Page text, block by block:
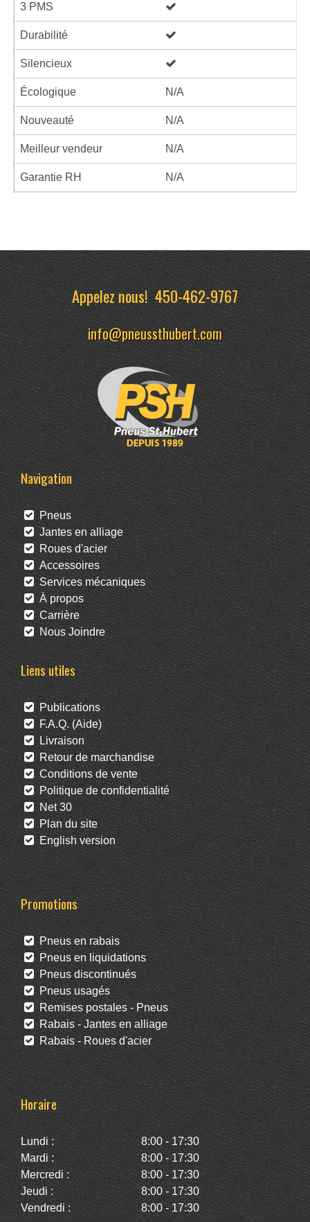
3 PMS
Durabilité
Silencieux
Écologique N/A
Nouveauté N/A
Meilleur vendeur N/A
Garantie RH N/A
Appelez nous!450-462-9767
info@pneussthubert.com
Navigation
Pneus
Jantes en alliage
Roues d'acier
Accessoires
Services mécaniques
À propos
Carrière
Nous Joindre
Liens utiles
Publications
F.A.Q. (Aide)
Livraison
Retour de marchandise
Conditions de vente
Politique de confidentialité
Net 30
Plan du site
English version
Promotions
Pneus en rabais
Pneus en liquidations
Pneus discontinués
Pneus usagés
Remises postales - Pneus
Rabais - Jantes en alliage
Rabais - Roues d'acier
Horaire
Lundi :
8:00 - 17:30
Mardi :
8:00 - 17:30
Mercredi :
8:00 - 17:30
Jeudi :
8:00 - 17:30
Vendredi :
8:00 - 17:30